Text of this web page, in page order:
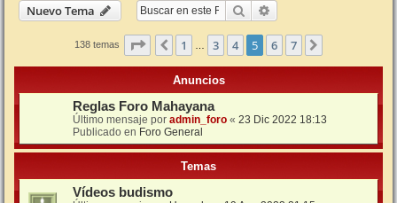
Nuevo Tema Buscar
138 temas Página de 7
Anterior
1 3 4 5 6 7
Anuncios
Reglas Foro Mahayana
Último mensaje por admin_foro « 23 Dic 2022 18:13
Publicado en Foro General
Temas
Vídeos budismo